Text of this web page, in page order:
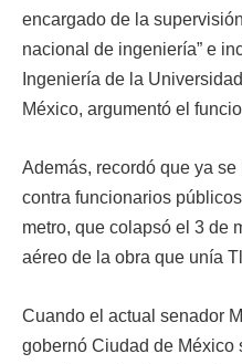
encargado de la
nacional de ingeniería” e
Ingeniería de la
México, argumentó el
Además, recordó que ya
contra funcionarios
metro, que colapsó el 3 de
aéreo de la obra que unía
Cuando el actual senador
gobernó Ciudad de México